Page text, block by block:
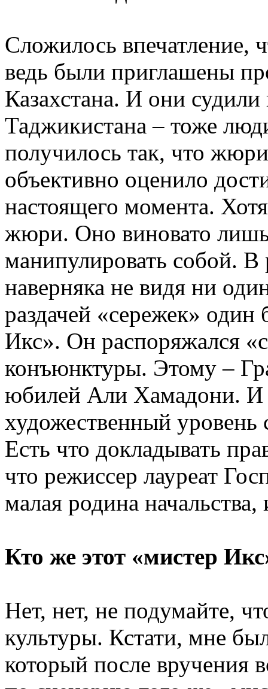
Сложилось впечатление,
ведь были приглашены
Казахстана. И они судили
Таджикистана – тоже
получилось так, что
объективно оценило
настоящего момента.
жюри. Оно виновато
манипулировать собой. В
наверняка не видя ни
раздачей «сережек»
Икс». Он распоряжался
конъюнктуры. Этому –
юбилей Али Хамадони. И
художественный уровень
Есть что докладывать
что режиссер лауреат
малая родина начальства,
Кто же этот «мистер
Нет, нет, не подумайте,
культуры. Кстати, мне
который после вручения